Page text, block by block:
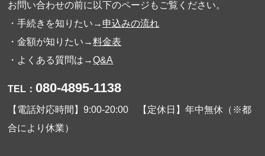
お問い合わせの前に以下のページもご覧ください。
・手続きを知りたい→ 申込みの流れ
・金額が知りたい→料金表
・よくある質問は→Q&A
TEL： 080-4895-1138
【電話対応時間】9:00-20:00 【定休日】年中無休（※都
合により休業）